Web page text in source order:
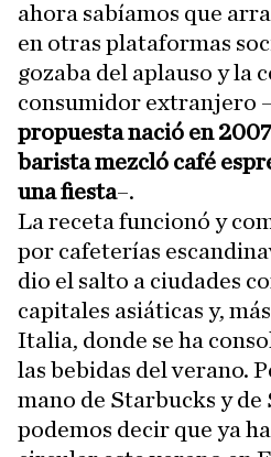
ahora sabíamos que
en otras plataformas
gozaba del aplauso y la
consumidor extranjero
propuesta nació en
barista mezcló café
una fiesta–.
La receta funcionó y
por cafeterías
dio el salto a ciudades
capitales asiáticas y,
Italia, donde se ha
las bebidas del verano.
mano de Starbucks y de
podemos decir que ya